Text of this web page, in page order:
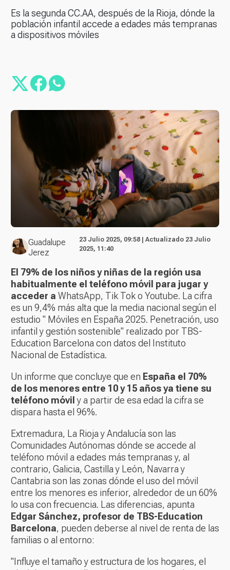
Es la segunda CC.AA, después de la Rioja, dónde la
población infantil accede a edades más tempranas
a dispositivos móviles
Guadalupe
Jerez
23 Julio 2025, 09:58 | Actualizado 23 Julio
2025, 11:40
El 79% de los niños y niñas de la región usa
habitualmente el teléfono móvil para jugar y
acceder a WhatsApp, Tik Tok o Youtube. La cifra
es un 9,4% más alta que la media nacional según el
estudio " Móviles en España 2025. Penetración, uso
infantil y gestión sostenible" realizado por TBS-
Education Barcelona con datos del Instituto
Nacional de Estadística.
Un informe que concluye que en España el 70%
de los menores entre 10 y 15 años ya tiene su
teléfono móvily a partir de esa edad la cifra se
dispara hasta el 96%.
Extremadura, La Rioja y Andalucía son las
Comunidades Autónomas dónde se accede al
teléfono móvil a edades más tempranas y, al
contrario, Galicia, Castilla y León, Navarra y
Cantabria son las zonas dónde el uso del móvil
entre los menores es inferior, alrededor de un 60%
lo usa con frecuencia. Las diferencias, apunta
Edgar Sánchez, profesor de TBS-Education
Barcelona, pueden deberse al nivel de renta de las
familias o al entorno:
"Influye el tamaño y estructura de los hogares, el